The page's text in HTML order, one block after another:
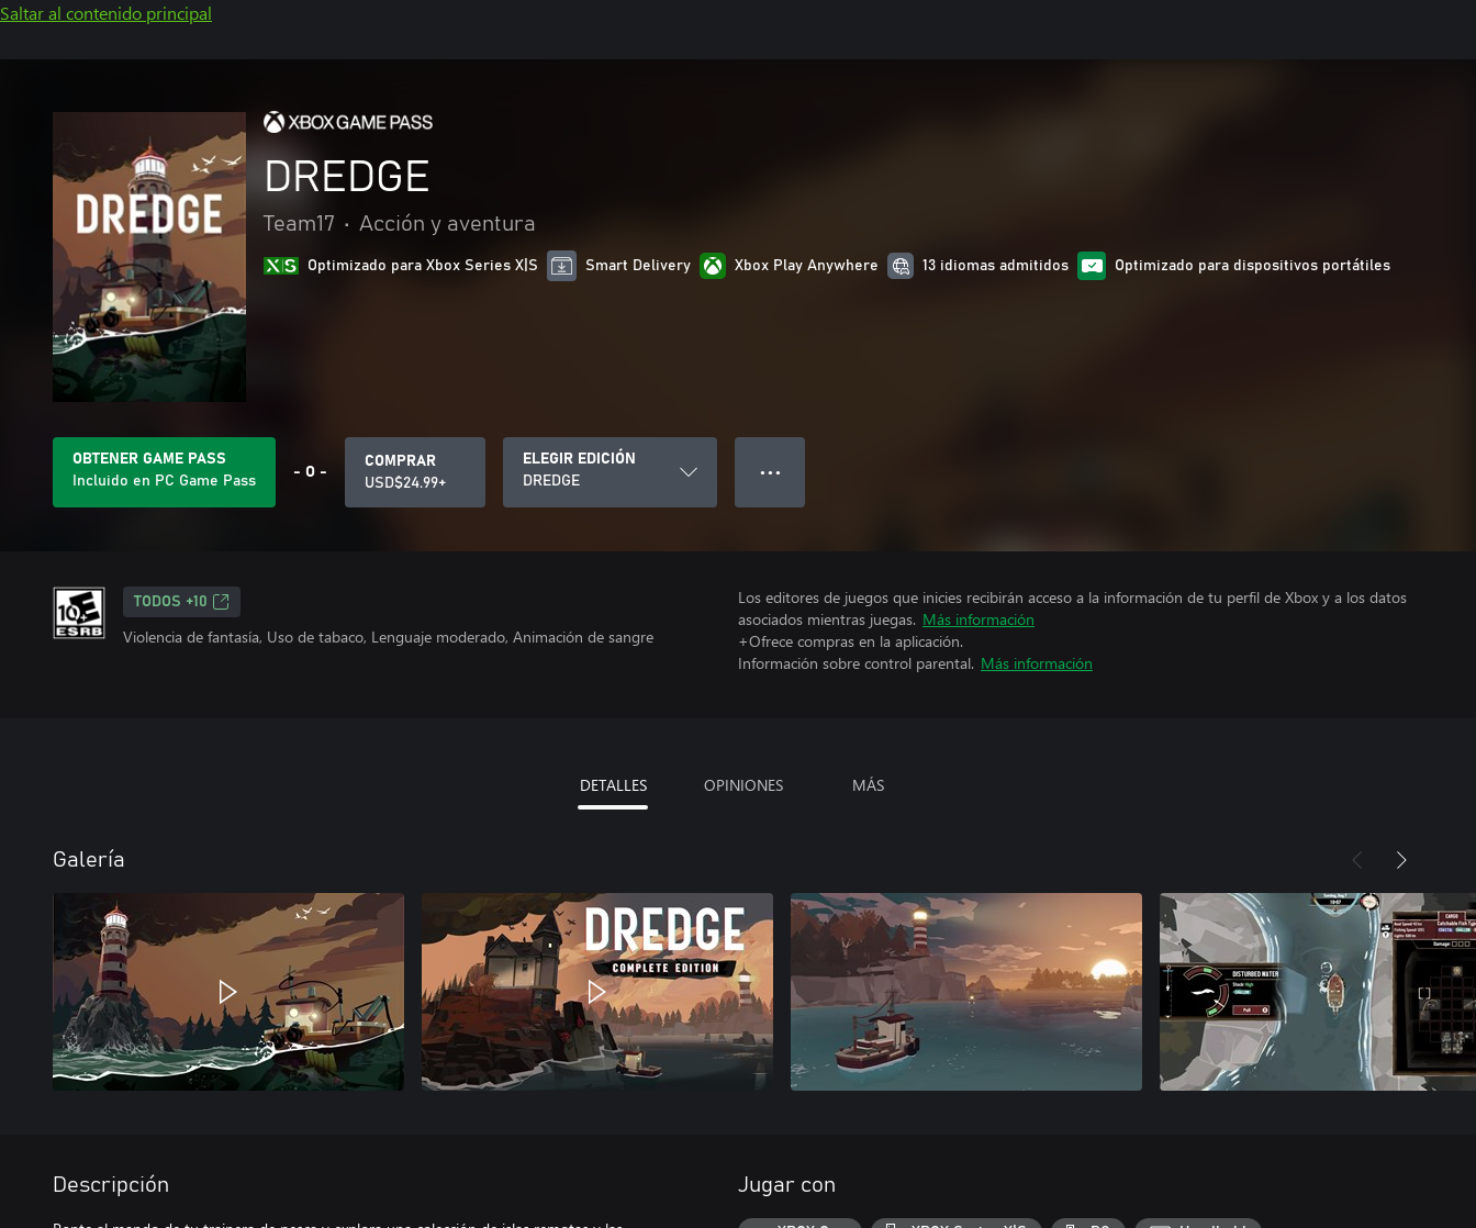
Saltar al contenido principal
DREDGE
Team17 • Acción y aventura
Optimizado para Xbox Series X|S Smart Delivery Xbox Play Anywhere 13 idiomas admitidos Optimizado para dispositivos portátiles
OBTENER GAME PASS
Incluido en PC Game Pass
- O -
COMPRAR
USD$24.99+
ELEGIR EDICIÓN
DREDGE
● ● ●
TODOS +10
Violencia de fantasía, Uso de tabaco, Lenguaje moderado, Animación de sangre
Los editores de juegos que inicies recibirán acceso a la información de tu perfil de Xbox y a los datos
asociados mientras juegas. Más información
+Ofrece compras en la aplicación.
Información sobre control parental. Más información
DETALLES OPINIONES MÁS
Galería
Descripción Jugar con